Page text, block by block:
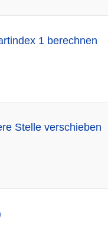
1 berechnen
Stelle verschieben